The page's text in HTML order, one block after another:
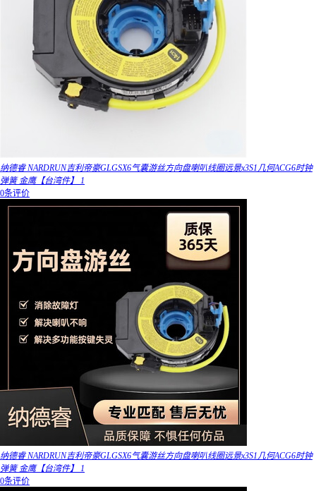
纳德睿 NARDRUN吉利帝豪GLGSX6气囊游丝方向盘喇叭线圈远景x3S1几何ACG6时钟
弹簧 金鹰【台湾件】 1
0条评价
纳德睿 NARDRUN吉利帝豪GLGSX6气囊游丝方向盘喇叭线圈远景x3S1几何ACG6时钟
弹簧 金鹰【台湾件】 1
0条评价